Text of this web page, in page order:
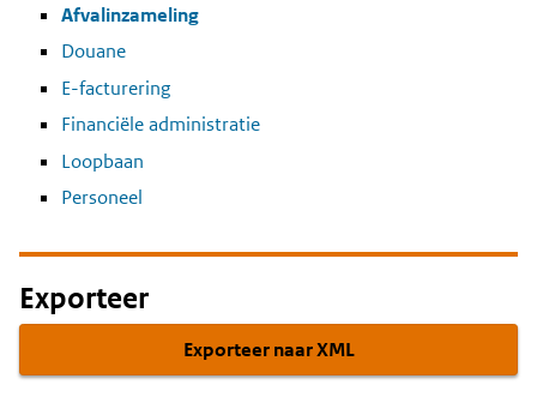
Afvalinzameling
Douane
E-facturering
Financiële administratie
Loopbaan
Personeel
Exporteer
Exporteer naar XML